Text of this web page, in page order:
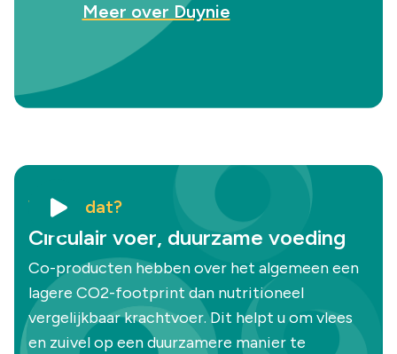
Meer over Duynie
Wist u dat?
Circulair voer, duurzame voeding
Co-producten hebben over het algemeen een
lagere CO2-footprint dan nutritioneel
vergelijkbaar krachtvoer. Dit helpt u om vlees
en zuivel op een duurzamere manier te